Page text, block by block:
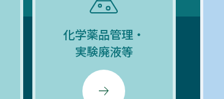
化学薬品管理・
実験廃液等